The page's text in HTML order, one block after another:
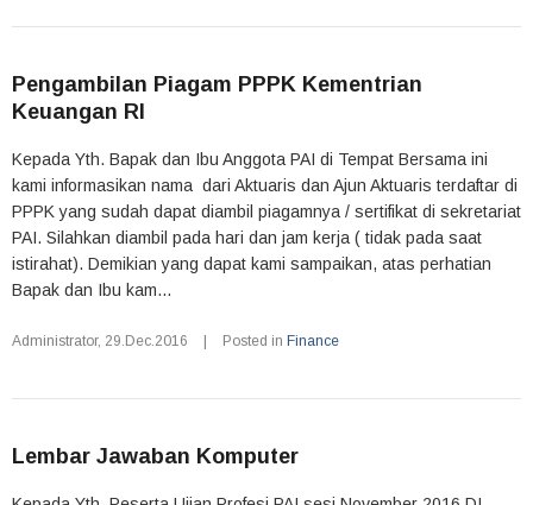
Pengambilan Piagam PPPK Kementrian
Keuangan RI
Kepada Yth. Bapak dan Ibu Anggota PAI di Tempat Bersama ini
kami informasikan nama dari Aktuaris dan Ajun Aktuaris terdaftar di
PPPK yang sudah dapat diambil piagamnya / sertifikat di sekretariat
PAI. Silahkan diambil pada hari dan jam kerja ( tidak pada saat
istirahat). Demikian yang dapat kami sampaikan, atas perhatian
Bapak dan Ibu kam...
Administrator, 29.Dec.2016 Posted in Finance
Lembar Jawaban Komputer